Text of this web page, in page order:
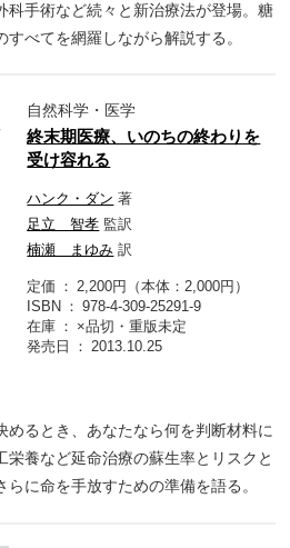
科手術など続々と新治療法が登場。糖
べてを網羅しながら解説する。
自然科学・医学
終末期医療、いのちの終わりを
受け容れる
ハンク・ダン 著
足立 智孝 監訳
楠瀬 まゆみ 訳
定価
2,200円（本体：2,000円）
ISBN
978-4-309-25291-9
在庫
×品切・重版未定
発売日
2013.10.25
めるとき、あなたなら何を判断材料に
栄養など延命治療の蘇生率とリスクと
に命を手放すための準備を語る。